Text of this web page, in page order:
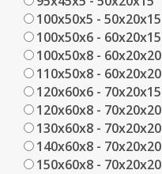
100x50x5 - 50x20x15
100x50x6 - 60x20x15
100x50x8 - 60x20x20
110x50x8 - 60x20x20
120x60x6 - 70x20x15
120x60x8 - 70x20x20
130x60x8 - 70x20x20
140x60x8 - 70x20x20
150x60x8 - 70x20x20